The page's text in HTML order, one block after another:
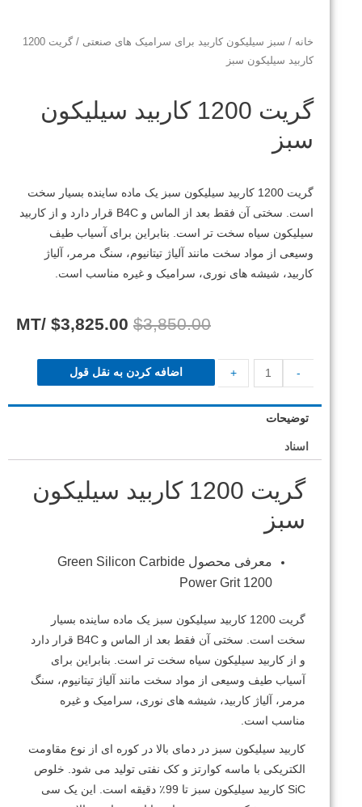
خانه / سبز سیلیکون کاربید برای سرامیک های صنعتی
/ گریت 1200
کاربید سیلیکون سبز
گریت 1200 کاربید سیلیکون
سبز
گریت 1200 کاربید سیلیکون سبز یک ماده ساینده بسیار سخت
است.
سختی آن فقط بعد از الماس و B4C قرار دارد و از کاربید
سیلیکون سیاه سخت تر است. بنابراین برای آسیاب طیف
وسیعی از مواد سخت مانند آلیاژ تیتانیوم، سنگ مرمر، آلیاژ
کاربید، شیشه های نوری، سرامیک و غیره مناسب است.
$3,850.00
$3,825.00
/MT
-
+ اضافه کردن به نقل قول
توضیحات
اسناد
گریت 1200 کاربید سیلیکون
سبز
معرفی محصول Green Silicon Carbide
Power Grit 1200
گریت 1200 کاربید سیلیکون سبز یک ماده ساینده بسیار
سخت است.
سختی آن فقط بعد از الماس و B4C قرار دارد
و از کاربید سیلیکون سیاه سخت تر است. بنابراین برای
آسیاب طیف وسیعی از مواد سخت مانند آلیاژ تیتانیوم، سنگ
مرمر، آلیاژ کاربید، شیشه های نوری، سرامیک و غیره
مناسب است.
کاربید سیلیکون سبز در دمای بالا در کوره ای از نوع مقاومت
الکتریکی با ماسه کوارتز و کک نفتی تولید می شود. خلوص
SiC کاربید سیلیکون سبز تا 99٪ دقیقه است.
این یک سی